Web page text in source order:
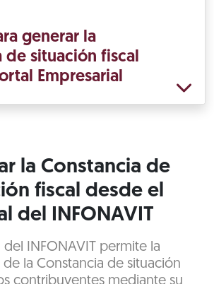
generar la
de situación fiscal
Empresarial
la Constancia de
fiscal desde el
del INFONAVIT
del INFONAVIT permite la
la Constancia de situación
contribuyentes mediante su